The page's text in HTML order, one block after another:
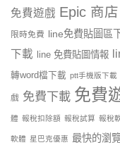
免費遊戲 Epic 商店
限時免費 line免費貼圖區
下載 line 免費貼圖情報
轉word檔下載 ptt手機版下載
戲 免費下載 免費
體 報稅扣除額 報稅試算 報稅
軟體 星巴克優惠 最快的瀏